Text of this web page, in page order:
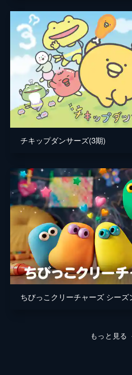
チキップダンサーズ(3期)
ちびっこクリーチャーズ シーズ
もっと見る